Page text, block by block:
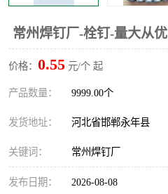
常州焊钉厂-栓钉-量大从优
价格： 0.55 元/个 起
产品数量： 9999.00个
发货地址： 河北省邯郸永年县
关键词： 常州焊钉厂
发布日期： 2026-08-08